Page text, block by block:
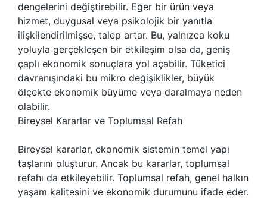
dengelerini değiştirebilir. Eğer bir ürün veya
hizmet, duygusal veya psikolojik bir yanıtla
ilişkilendirilmişse, talep artar. Bu, yalnızca koku
yoluyla gerçekleşen bir etkileşim olsa da, geniş
çaplı ekonomik sonuçlara yol açabilir. Tüketici
davranışındaki bu mikro değişiklikler, büyük
ölçekte ekonomik büyüme veya daralmaya neden
olabilir.
Bireysel Kararlar ve Toplumsal Refah
Bireysel kararlar, ekonomik sistemin temel yapı
taşlarını oluşturur. Ancak bu kararlar, toplumsal
refahı da etkileyebilir. Toplumsal refah, genel halkın
yaşam kalitesini ve ekonomik durumunu ifade eder.